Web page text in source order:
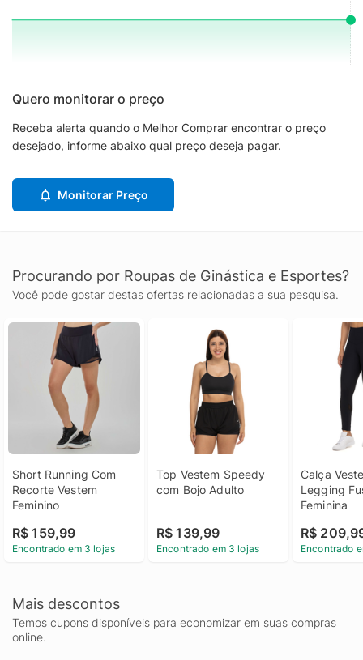
Quero monitorar o preço
Receba alerta quando o Melhor Comprar encontrar o preço
desejado, informe abaixo qual preço deseja pagar.
Monitorar Preço
Procurando por Roupas de Ginástica e Esportes?
Você pode gostar destas ofertas relacionadas a sua pesquisa.
Short Running Com
Recorte Vestem
Feminino
R$ 159,99
Encontrado em 3 lojas
Top Vestem Speedy
com Bojo Adulto
R$ 139,99
Encontrado em 3 lojas
Calça
Legging
Feminina
R$
Encontrado
Mais descontos
Temos cupons disponíveis para economizar em suas compras
online.